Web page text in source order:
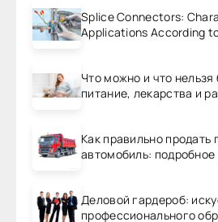
Splice Connectors:
Applications According
Что можно и что
питание, лекарства и
Как правильно продать
автомобиль: подробное
Деловой гардероб:
профессионального